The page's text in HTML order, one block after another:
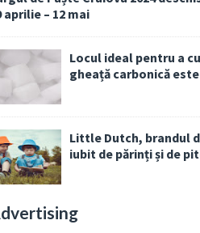
aprilie – 12 mai
Locul ideal pentru a
gheață carbonică
Little Dutch, brandul
iubit de părinți și de